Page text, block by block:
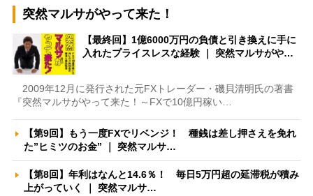
突然マルサがやって来た！
【最終回】1億6000万円の負債と引き換えに手に
入れたプライスレスな経験 ｜ 突然マルサがや…
2009年12月に発行された元FXトレーダー・磯貝清明氏の著書
『突然マルサがやって来た！～FXで10億円稼い…
【第9回】もう一度FXでリベンジ！ 種銭は差し押さえを免れ
た”ヒミツのお金” ｜ 突然マルサ…
【第8回】年利はなんと14.6％！ 毎日5万円超の延滞税が積み
上がっていく ｜ 突然マルサ…